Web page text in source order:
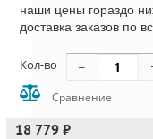
наши цены гораздо
доставка заказов по
Кол-во
Сравнение
18 779 ₽